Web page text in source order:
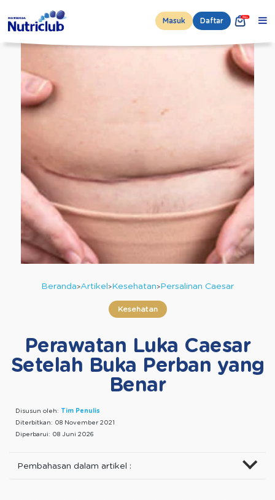
Masuk Daftar
Beranda Artikel Kesehatan Persalinan Caesar
Kesehatan
Perawatan Luka Caesar
Setelah Buka Perban yang
Benar
Disusun oleh: Tim Penulis
Diterbitkan: 08 November 2021
Diperbarui: 08 Juni 2026
Pembahasan dalam artikel :